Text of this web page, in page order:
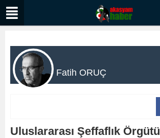
Fatih ORUÇ
Uluslararası Şeffaflık Örgütü